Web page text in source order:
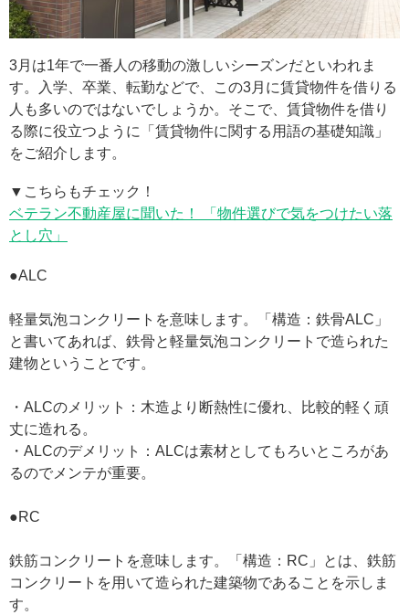
3月は1年で一番人の移動の激しいシーズンだといわれま
す。入学、卒業、転勤などで、この3月に賃貸物件を借りる
人も多いのではないでしょうか。そこで、賃貸物件を借り
る際に役立つように「賃貸物件に関する用語の基礎知識」
をご紹介します。
▼こちらもチェック！
ベテラン不動産屋に聞いた！ 「物件選びで気をつけたい落
とし穴」
●ALC
軽量気泡コンクリートを意味します。「構造：鉄骨ALC」
と書いてあれば、鉄骨と軽量気泡コンクリートで造られた
建物ということです。
・ALCのメリット：木造より断熱性に優れ、比較的軽く頑
丈に造れる。
・ALCのデメリット：ALCは素材としてもろいところがあ
るのでメンテが重要。
●RC
鉄筋コンクリートを意味します。「構造：RC」とは、鉄筋
コンクリートを用いて造られた建築物であることを示しま
す。